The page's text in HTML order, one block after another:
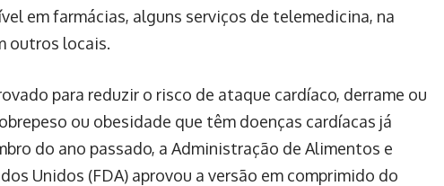
em farmácias, alguns serviços de telemedicina, na
outros locais.
para reduzir o risco de ataque cardíaco, derrame ou
ou obesidade que têm doenças cardíacas já
do ano passado, a Administração de Alimentos e
Unidos (FDA) aprovou a versão em comprimido do